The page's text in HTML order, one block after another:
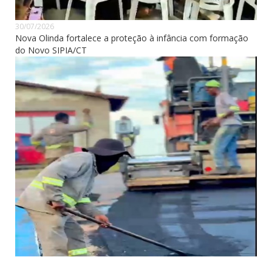
30/07/2026
Nova Olinda fortalece a proteção à infância com formação
do Novo SIPIA/CT